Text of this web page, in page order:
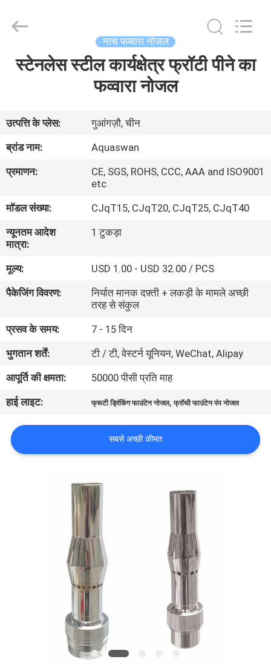
घर
हमारे
बारे
कारखाना
भ्रमण
गुणवत्ता
संपर्क
करें
एक
उद्धरण
की
PRIVACY
water
co,.ltd.
नाच फव्वारा नोजल
स्टेनलेस स्टील कार्यक्षेत्र फ्रॉटी पीने का
फव्वारा नोजल
उत्पत्ति के प्लेस:
गुआंगज़ौ, चीन
ब्रांड नाम:
Aquaswan
प्रमाणन:
CE, SGS, ROHS, CCC, AAA and ISO9001
etc
मॉडल संख्या:
CJqT15, CJqT20, CJqT25, CJqT40
न्यूनतम आदेश
मात्रा:
1 टुकड़ा
मूल्य:
USD 1.00 - USD 32.00 / PCS
पैकेजिंग विवरण:
निर्यात मानक दफ़्ती + लकड़ी के मामले अच्छी
तरह से संकुल
प्रसव के समय:
7 - 15 दिन
भुगतान शर्तें:
टी / टी, वेस्टर्न यूनियन, WeChat, Alipay
आपूर्ति की क्षमता:
50000 पीसी प्रति माह
हाई लाइट:
फ्रूटी ड्रिंकिंग फाउंटेन नोजल,फ्रॉथी फाउंटेन पंप नोजल
सबसे अच्छी कीमत